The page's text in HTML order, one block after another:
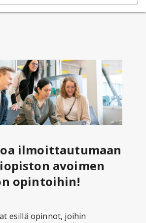
ilmoittautumaan
avoimen
opintoihin!
esillä opinnot, joihin